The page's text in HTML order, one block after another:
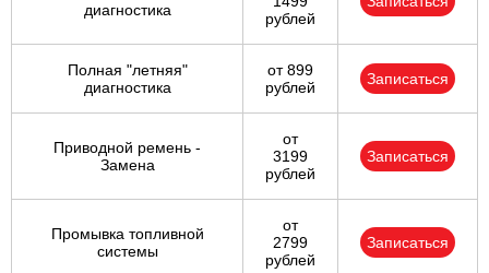
диагностика
рублей
Полная "летняя"
диагностика
от 899
рублей
Записаться
Приводной ремень -
Замена
от
3199
рублей
Записаться
Промывка топливной
системы
от
2799
рублей
Записаться